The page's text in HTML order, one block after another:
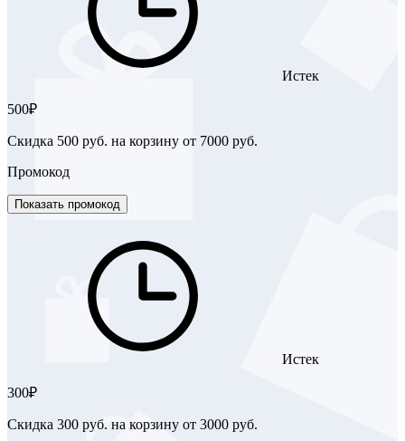
Истек
500₽
Скидка 500 руб. на корзину от 7000 руб.
Промокод
Показать промокод
Истек
300₽
Скидка 300 руб. на корзину от 3000 руб.